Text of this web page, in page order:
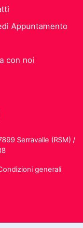
Appuntamento
con noi
Serravalle (RSM) /
generali